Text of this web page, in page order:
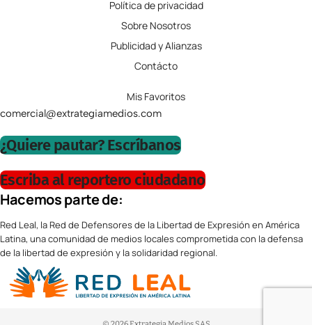
Política de privacidad
Sobre Nosotros
Publicidad y Alianzas
Contácto
Mis Favoritos
comercial@extrategiamedios.com
¿Quiere pautar? Escríbanos
Escriba al reportero ciudadano
Hacemos parte de:
Red Leal, la Red de Defensores de la Libertad de Expresión en América
Latina, una comunidad de medios locales comprometida con la defensa
de la libertad de expresión y la solidaridad regional.